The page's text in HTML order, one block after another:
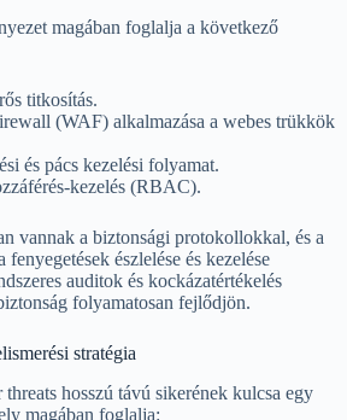
magában foglalja a következő
titkosítás.
(WAF) alkalmazása a webes trükkök
és pács kezelési folyamat.
kezelés (RBAC).
vannak a biztonsági protokollokkal, és a
fenyegetések észlelése és kezelése
auditok és kockázatértékelés
folyamatosan fejlődjön.
stratégia
hosszú távú sikerének kulcsa egy
magában foglalja: